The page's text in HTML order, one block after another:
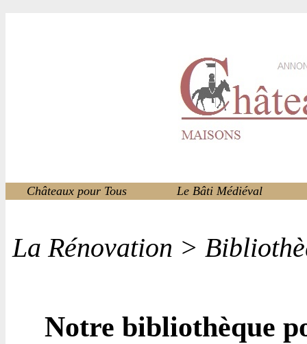
Châteaux pour Tous Le Bâti Médiéval
La Rénovation >
Notre bibliothèque